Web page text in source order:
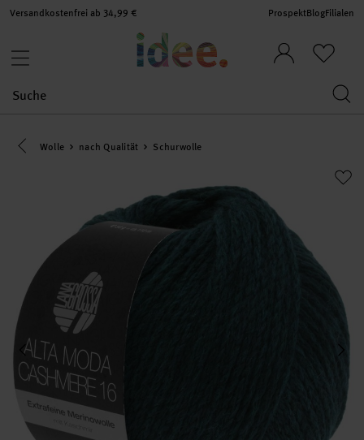
Versandkostenfrei ab 34,99 € ProspektBlogFilialen
Eine Kategorie zurück navigieren
Wolle nach Qualität Schurwolle